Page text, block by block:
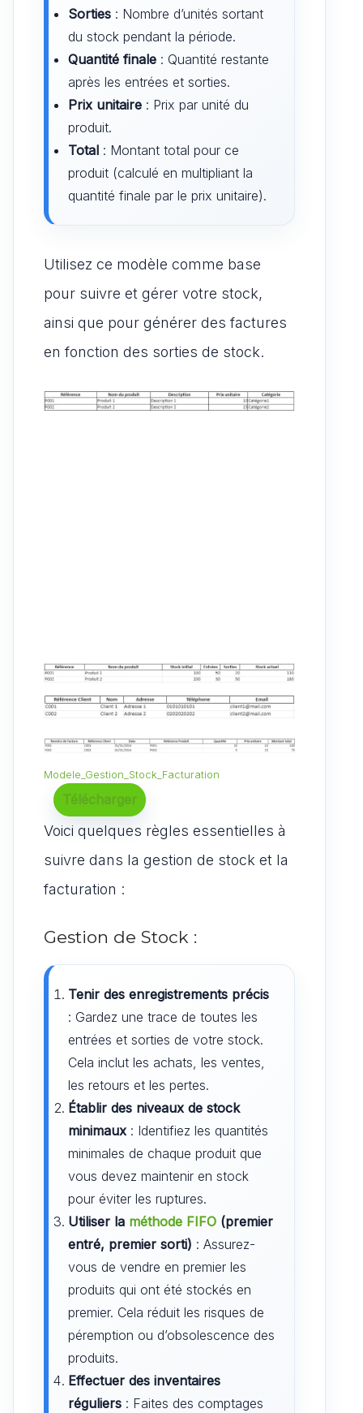
Sorties : Nombre d’unités sortant
du stock pendant la période.
Quantité finale : Quantité restante
après les entrées et sorties.
Prix unitaire : Prix par unité du
produit.
Total : Montant total pour ce
produit (calculé en multipliant la
quantité finale par le prix unitaire).
Utilisez ce modèle comme base
pour suivre et gérer votre stock,
ainsi que pour générer des factures
en fonction des sorties de stock.
Modele_Gestion_Stock_Facturation
Télécharger
Voici quelques règles essentielles à
suivre dans la gestion de stock et la
facturation :
Gestion de Stock :
Tenir des enregistrements précis
: Gardez une trace de toutes les
entrées et sorties de votre stock.
Cela inclut les achats, les ventes,
les retours et les pertes.
Établir des niveaux de stock
minimaux: Identifiez les quantités
minimales de chaque produit que
vous devez maintenir en stock
pour éviter les ruptures.
Utiliser la méthode FIFO (premier
entré, premier sorti) : Assurez-
vous de vendre en premier les
produits qui ont été stockés en
premier. Cela réduit les risques de
péremption ou d’obsolescence des
produits.
Effectuer des inventaires
réguliers : Faites des comptages